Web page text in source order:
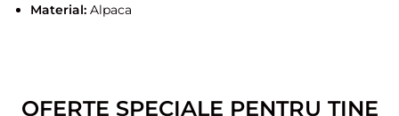
Material:Alpaca
OFERTE SPECIALE PENTRU TINE